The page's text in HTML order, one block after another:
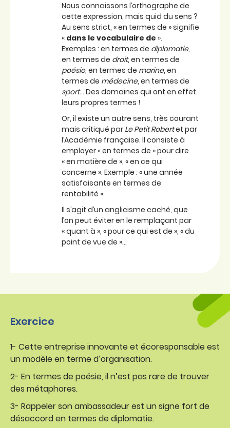
Nous connaissons l’orthographe de
cette expression, mais quid du sens ?
Au sens strict, « en termes de » signifie
« dans le vocabulaire de ».
Exemples : en termes de diplomatie,
en termes de droit, en termes de
poésie, en termes de marine, en
termes de médecine, en termes de
sport… Des domaines qui ont en effet
leurs propres termes !
Or, il existe un autre sens, très courant
mais critiqué par Le Petit Robertet par
l’Académie française. Il consiste à
employer « en termes de » pour dire
« en matière de », « en ce qui
concerne ». Exemple : « une année
satisfaisante en termes de
rentabilité ».
Il s’agit d’un anglicisme caché, que
l’on peut éviter en le remplaçant par
« quant à », « pour ce qui est de », « du
point de vue de »…
Exercice
1- Cette entreprise innovante et écoresponsable est
un modèle en terme d’organisation.
2- En termes de poésie, il n’est pas rare de trouver
des métaphores.
3- Rappeler son ambassadeur est un signe fort de
désaccord en termes de diplomatie.